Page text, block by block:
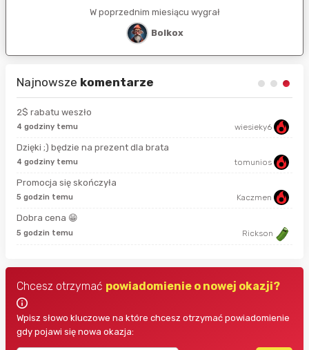
W poprzednim miesiącu wygrał
Bolkox
Najnowsze komentarze
2$ rabatu weszło
4 godziny temu wiesieky6
Dzięki ;) będzie na prezent dla brata
4 godziny temu tomunios
Promocja się skończyła
5 godzin temu Kaczmen
Dobra cena 😁
5 godzin temu Rickson
Chcesz otrzymać powiadomienie o nowej okazji?
Wpisz słowo kluczowe na które chcesz otrzymać powiadomienie
gdy pojawi się nowa okazja: